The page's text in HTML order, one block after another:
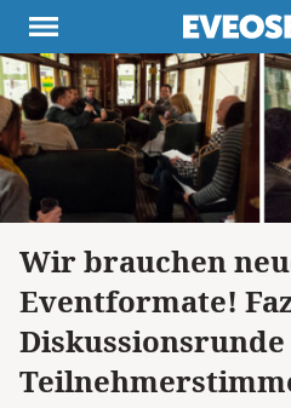
Themen Projekte
Destinationen
Über
Buchtipps
Newsletter
Wir brauchen
Eventformate!